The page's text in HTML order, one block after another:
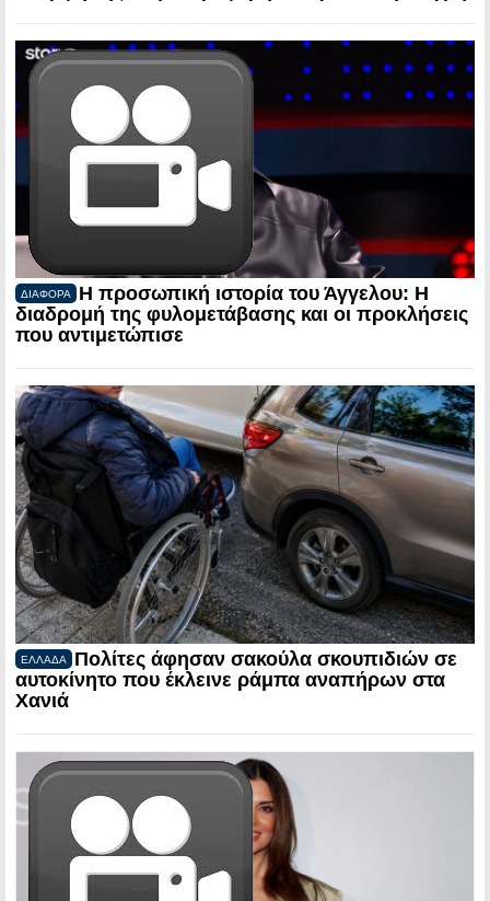
ΔΙΑΦΟΡΑ
Η προσωπική ιστορία του Άγγελου: Η
διαδρομή της φυλομετάβασης και οι προκλήσεις
που αντιμετώπισε
ΕΛΛΑΔΑ
Πολίτες άφησαν σακούλα σκουπιδιών σε
αυτοκίνητο που έκλεινε ράμπα αναπήρων στα
Χανιά